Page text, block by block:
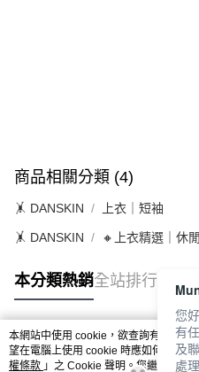
商品相關分類 (4)
🤸 DANSKIN 上衣｜短袖
🤸 DANSKIN 🔸上衣精選｜休
本分類熱銷全站排行
熱門標籤
本網站中使用 cookie，欲查詢有關本網
望在電腦上使用 cookie 時應如何變更
權條款 」之 Cookie 聲明。您繼續使用
您
有
及
處